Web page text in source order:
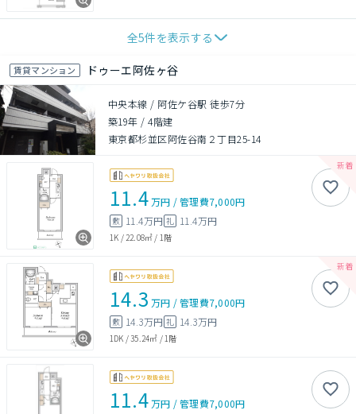
全5件を表示する
賃貸マンション ドゥーエ阿佐ヶ谷
中央本線 / 阿佐ケ谷駅 徒歩7分
築19年 /4階建
東京都杉並区阿佐谷南２丁目25-14
11.4万円 /管理費7,000円
敷 11.4万円 礼 11.4万円
1K /22.08㎡ / 1階
14.3 万円 /管理費7,000円
敷 14.3万円 礼 14.3万円
1DK /35.24㎡ /1階
11.4万円 /管理費7,000円